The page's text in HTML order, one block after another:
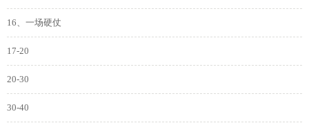
16、一场硬仗
17-20
20-30
30-40